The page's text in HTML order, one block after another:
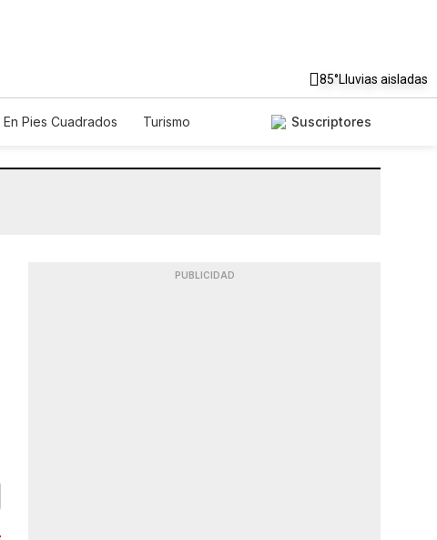
85°Lluvias aisladas
En Pies Cuadrados
Turismo
Suscriptores
PUBLICIDAD